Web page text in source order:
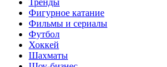
Фигурное катание
Фильмы и сериалы
Футбол
Хоккей
Шахматы